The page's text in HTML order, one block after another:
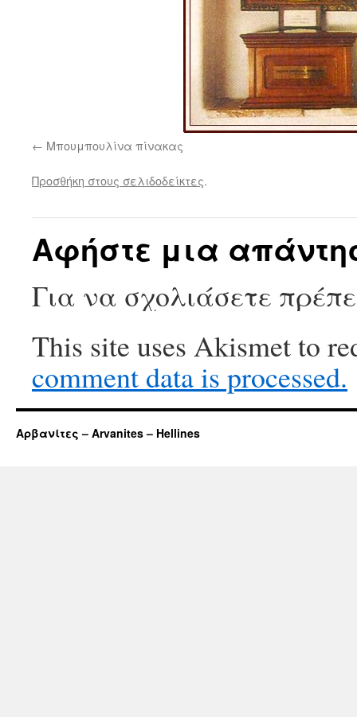
Μπουμπουλίνα πίνακας
Προσθήκη στους σελιδοδείκτες.
Αφήστε μια
Για να σχολιάσετε
This site uses Akismet to
comment data is processed.
Αρβανίτες – Arvanites – Hellines